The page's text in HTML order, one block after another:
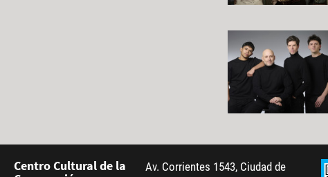
Centro Cultural de la
Av. Corrientes 1543, Ciudad de